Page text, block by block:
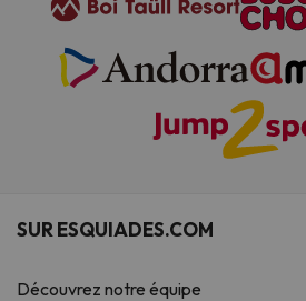
SUR ESQUIADES.COM
Découvrez notre équipe